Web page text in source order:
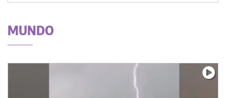
MUNDO